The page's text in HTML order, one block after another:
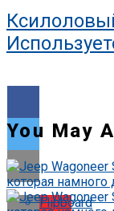
Flipboard
You May